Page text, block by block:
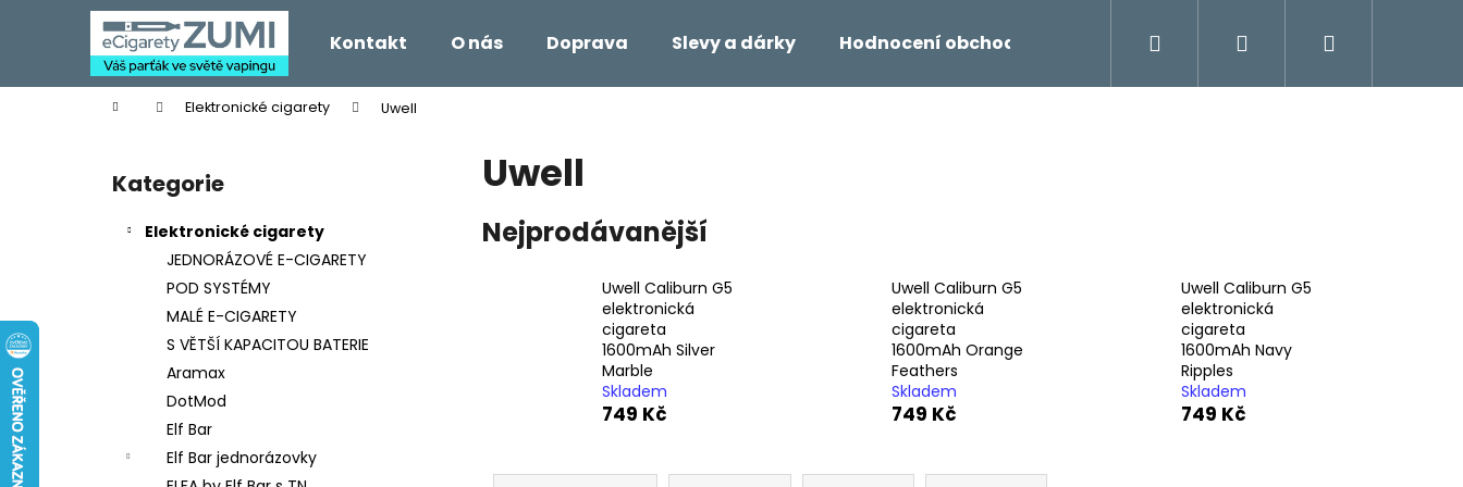
Kontakt O nás Doprava Slevy a dárky Hodnocení obchodu Napište námPřihlášení
Domů Elektronické cigarety Uwell
Přeskočit
kategorie
Kategorie
Elektronické cigarety
JEDNORÁZOVÉ E-CIGARETY
POD SYSTÉMY
MALÉ E-CIGARETY
S VĚTŠÍ KAPACITOU BATERIE
Aramax
DotMod
Elf Bar
Elf Bar jednorázovky
Uwell
Nejprodávanější
Uwell Caliburn G5
elektronická
cigareta
1600mAh Silver
Marble
Skladem
749 Kč
Uwell Caliburn G5
elektronická
cigareta
1600mAh Orange
Feathers
Skladem
749 Kč
Uwell Caliburn G5
elektronická
cigareta
1600mAh Navy
Ripples
Skladem
749 Kč
Ř
í
Zpět
do
Zpět
do
Doporučujeme